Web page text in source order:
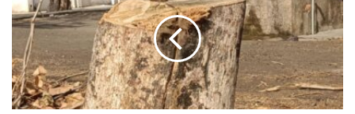
‘कत्लेआम’
या
सुनियोजित
कटाई?
DIET
केवलारी
में